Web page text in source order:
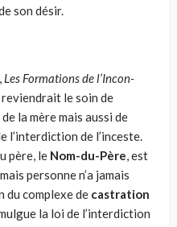
son désir.
Les Formations de l’Incon­
reviendrait le soin de
la mère mais aussi de
l’interdiction de l’inceste.
père, le Nom-du-Père, est
personne n’a jamais
du complexe de castration
la loi de l’interdiction